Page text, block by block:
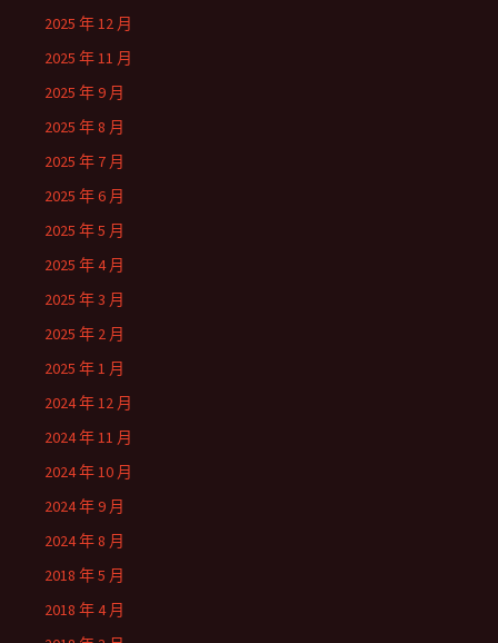
2025 年 12 月
2025 年 11 月
2025 年 9 月
2025 年 8 月
2025 年 7 月
2025 年 6 月
2025 年 5 月
2025 年 4 月
2025 年 3 月
2025 年 2 月
2025 年 1 月
2024 年 12 月
2024 年 11 月
2024 年 10 月
2024 年 9 月
2024 年 8 月
2018 年 5 月
2018 年 4 月